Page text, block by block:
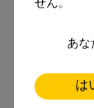
せん。
あな
は